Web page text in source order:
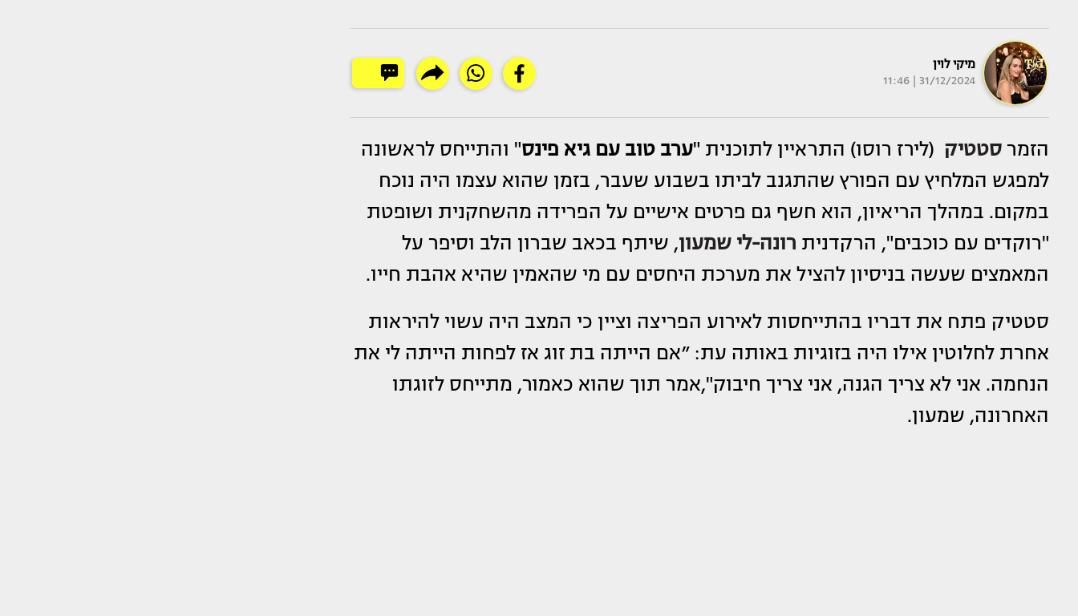
מיקי לוין
31/12/2024 | 11:46
הזמר סטטיק (לירז רוסו) התראיין לתוכנית "ערב טוב עם גיא פינס" והתייחס לראשונה
למפגש המלחיץ עם הפורץ שהתגנב לביתו בשבוע שעבר, בזמן שהוא עצמו היה נוכח
במקום. במהלך הריאיון, הוא חשף גם פרטים אישיים על הפרידה מהשחקנית ושופטת
"רוקדים עם כוכבים", הרקדנית רונה-לי שמעון, שיתף בכאב שברון הלב וסיפר על
המאמצים שעשה בניסיון להציל את מערכת היחסים עם מי שהאמין שהיא אהבת חייו.
סטטיק פתח את דבריו בהתייחסות לאירוע הפריצה וציין כי המצב היה עשוי להיראות
אחרת לחלוטין אילו היה בזוגיות באותה עת: ״אם הייתה בת זוג אז לפחות הייתה לי את
הנחמה. אני לא צריך הגנה, אני צריך חיבוק",אמר תוך שהוא כאמור, מתייחס לזוגתו
האחרונה, שמעון.